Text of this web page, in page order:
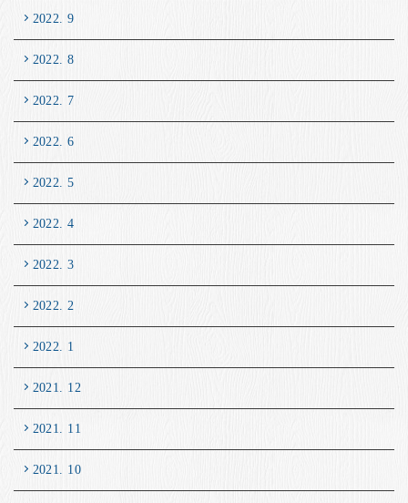
2022. 9
2022. 8
2022. 7
2022. 6
2022. 5
2022. 4
2022. 3
2022. 2
2022. 1
2021. 12
2021. 11
2021. 10